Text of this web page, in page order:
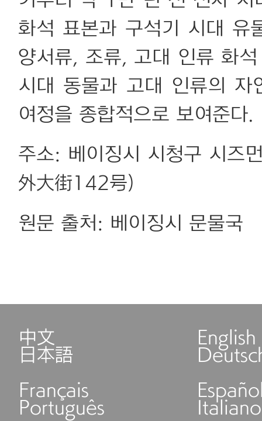
화석 표본과 구석기 시대 유
양서류, 조류, 고대 인류 화
시대 동물과 고대 인류의
여정을 종합적으로 보여준다.
주소: 베이징시 시청구 시즈
外大街142号)
원문 출처: 베이징시 문물국
中文 English
日本語
Français
Português Italiano